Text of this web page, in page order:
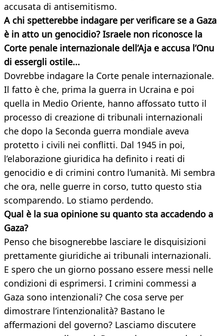
accusata di antisemitismo.
A chi spetterebbe indagare per verificare se a Gaza
è in atto un genocidio? Israele non riconosce la
Corte penale internazionale dell’Aja e accusa l’Onu
di essergli ostile...
Dovrebbe indagare la Corte penale internazionale.
Il fatto è che, prima la guerra in Ucraina e poi
quella in Medio Oriente, hanno affossato tutto il
processo di creazione di tribunali internazionali
che dopo la Seconda guerra mondiale aveva
protetto i civili nei conflitti. Dal 1945 in poi,
l’elaborazione giuridica ha definito i reati di
genocidio e di crimini contro l’umanità. Mi sembra
che ora, nelle guerre in corso, tutto questo stia
scomparendo. Lo stiamo perdendo.
Qual è la sua opinione su quanto sta accadendo a
Gaza?
Penso che bisognerebbe lasciare le disquisizioni
prettamente giuridiche ai tribunali internazionali.
E spero che un giorno possano essere messi nelle
condizioni di esprimersi. I crimini commessi a
Gaza sono intenzionali? Che cosa serve per
dimostrare l’intenzionalità? Bastano le
affermazioni del governo? Lasciamo discutere